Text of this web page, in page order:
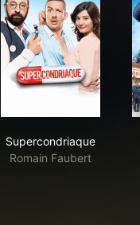
Supercondriaque
Romain Faubert